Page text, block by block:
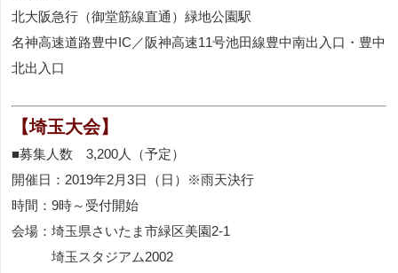
北大阪急行（御堂筋線直通）緑地公園駅
名神高速道路豊中IC／阪神高速11号池田線豊中南出入口・豊中
北出入口
【埼玉大会】
■募集人数 3,200人（予定）
開催日：2019年2月3日（日）※雨天決行
時間：9時～受付開始
会場：埼玉県さいたま市緑区美園2-1
埼玉スタジアム2002